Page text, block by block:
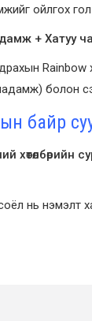
ойлгох
+ Хатуу
Rainbow
чадамж) болон
байр
нь нэмэлт